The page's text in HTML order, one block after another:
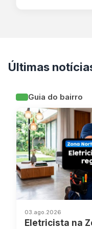
Últimas
Guia do bairro
03.ago.2026
Eletricista na